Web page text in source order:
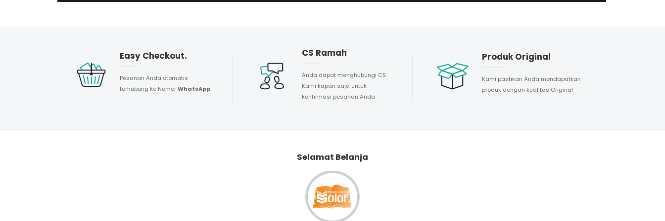
Easy Checkout.
Pesanan Anda otomatis
terhubung ke NomerWhatsApp.
CS Ramah
Anda dapat menghubungi CS
Kami kapan saja untuk
konfirmasi pesanan Anda
Produk Original
Kami pastikan Anda mendapatkan
produk dengan kualitas Original
Selamat Belanja